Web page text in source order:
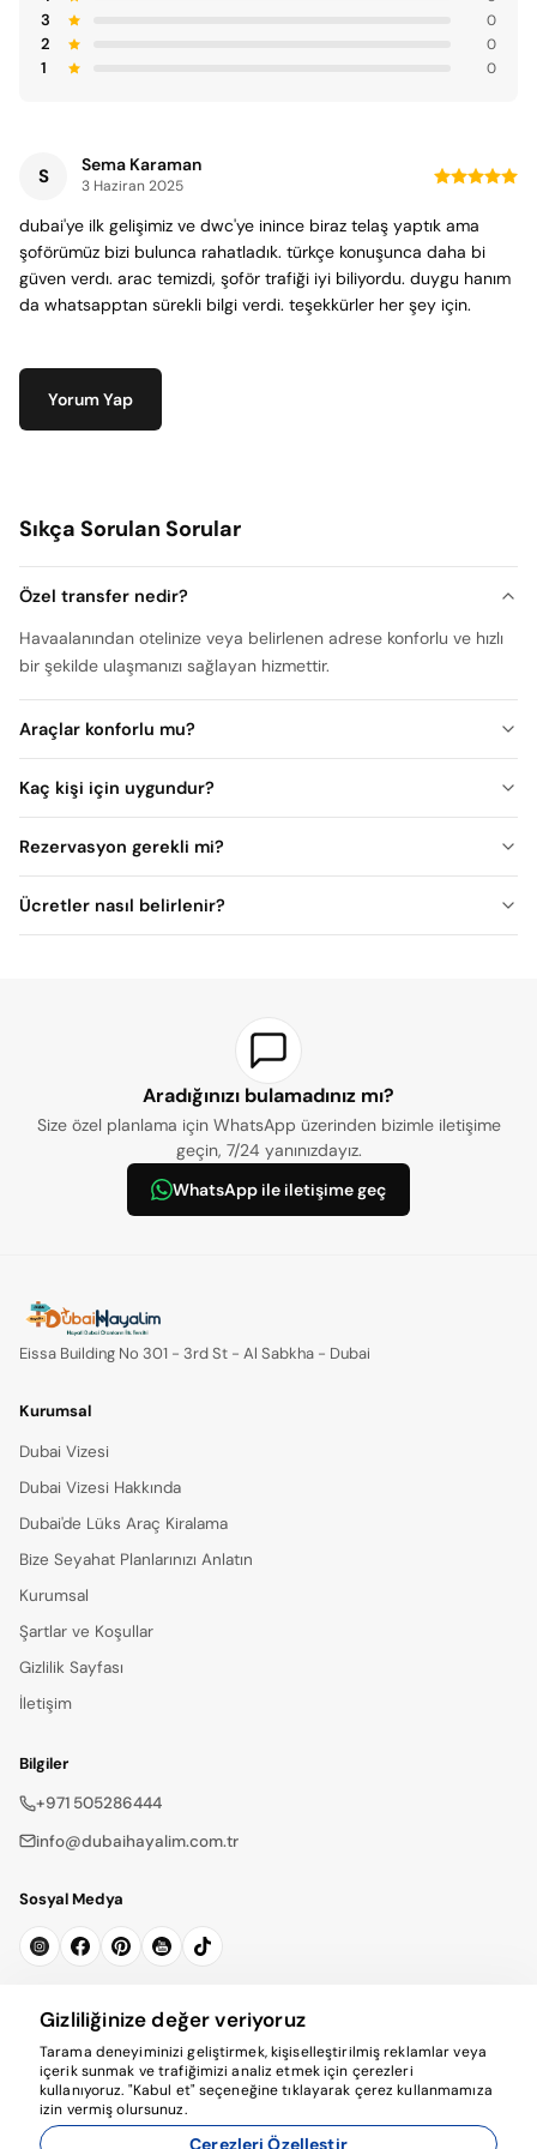
3 0
2 0
1 0
S Sema Karaman
3 Haziran 2025
dubai'ye ilk gelişimiz ve dwc'ye inince biraz telaş yaptık ama
şoförümüz bizi bulunca rahatladık. türkçe konuşunca daha bi
güven verdı. arac temizdi, şoför trafiği iyi biliyordu. duygu hanım
da whatsapptan sürekli bilgi verdi. teşekkürler her şey için.
Yorum Yap
Sıkça Sorulan Sorular
Özel transfer nedir?
Havaalanından otelinize veya belirlenen adrese konforlu ve hızlı
bir şekilde ulaşmanızı sağlayan hizmettir.
Araçlar konforlu mu?
Kaç kişi için uygundur?
Rezervasyon gerekli mi?
Ücretler nasıl belirlenir?
Aradığınızı bulamadınız mı?
Size özel planlama için WhatsApp üzerinden bizimle iletişime
geçin, 7/24 yanınızdayız.
WhatsApp ile iletişime geç
Eissa Building No 301 - 3rd St - Al Sabkha - Dubai
Kurumsal
Dubai Vizesi
Dubai Vizesi Hakkında
Dubai'de Lüks Araç Kiralama
Bize Seyahat Planlarınızı Anlatın
Kurumsal
Şartlar ve Koşullar
Gizlilik Sayfası
İletişim
Bilgiler
+971 505286444
info@dubaihayalim.com.tr
Sosyal Medya
Abone Ol
Gizliliğinize değer veriyoruz
Tarama deneyiminizi geliştirmek, kişiselleştirilmiş reklamlar veya
içerik sunmak ve trafiğimizi analiz etmek için çerezleri
kullanıyoruz. "Kabul et" seçeneğine tıklayarak çerez kullanmamıza
izin vermiş olursunuz.
Çerezleri Özelleştir